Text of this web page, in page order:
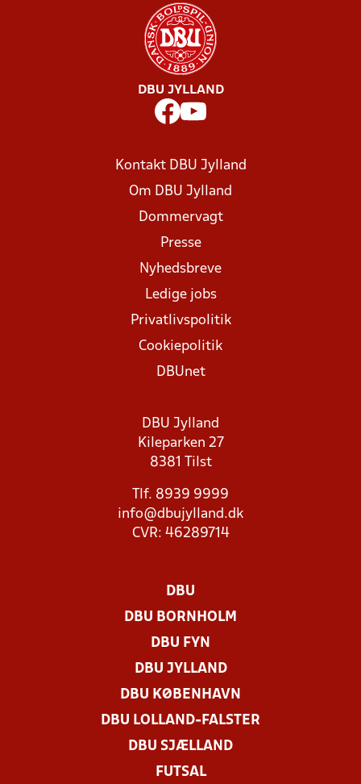
DBU JYLLAND
Kontakt DBU Jylland
Om DBU Jylland
Dommervagt
Presse
Nyhedsbreve
Ledige jobs
Privatlivspolitik
Cookiepolitik
DBUnet
DBU Jylland
Kileparken 27
8381 Tilst
Tlf. 8939 9999
info@dbujylland.dk
CVR: 46289714
DBU
DBU BORNHOLM
DBU FYN
DBU JYLLAND
DBU KØBENHAVN
DBU LOLLAND-FALSTER
DBU SJÆLLAND
FUTSAL